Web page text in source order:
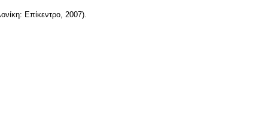
Επίκεντρο, 2007).